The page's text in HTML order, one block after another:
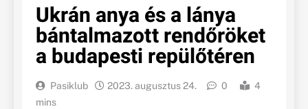
Ukrán anya és a lánya
bántalmazott rendőröket
a budapesti repülőtéren
Pasiklub 2023. augusztus 24. 0
4
mins